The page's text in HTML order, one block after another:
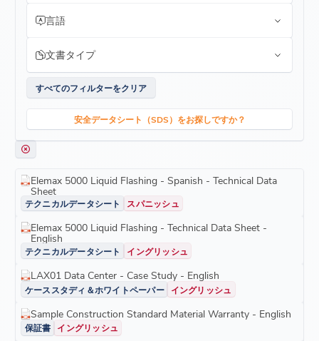
言語
文書タイプ
すべてのフィルターをクリア
安全データシート（SDS）をお探しですか？
Elemax 5000 Liquid Flashing - Spanish - Technical Data
Sheet
テクニカルデータシート スパニッシュ
Elemax 5000 Liquid Flashing - Technical Data Sheet -
English
テクニカルデータシート イングリッシュ
LAX01 Data Center - Case Study - English
ケーススタディ＆ホワイトペーパー イングリッシュ
Sample Construction Standard Material Warranty - English
保証書 イングリッシュ